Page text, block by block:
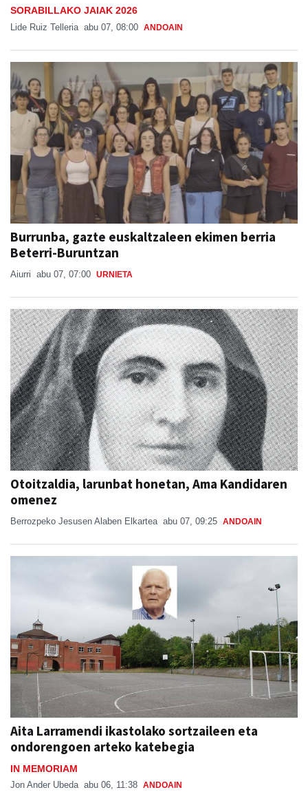
SORABILLAKO JAIAK 2026
Lide Ruiz Telleria abu 07, 08:00 ANDOAIN
Burrunba, gazte euskaltzaleen ekimen berria
Beterri-Buruntzan
Aiurri abu 07, 07:00 URNIETA
Otoitzaldia, larunbat honetan, Ama Kandidaren
omenez
Berrozpeko Jesusen Alaben Elkartea abu 07, 09:25 ANDOAIN
Aita Larramendi ikastolako sortzaileen eta
ondorengoen arteko katebegia
IN MEMORIAM
Jon Ander Ubeda abu 06, 11:38 ANDOAIN